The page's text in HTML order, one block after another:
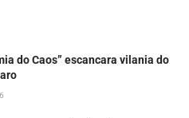
do Caos” escancara vilania do